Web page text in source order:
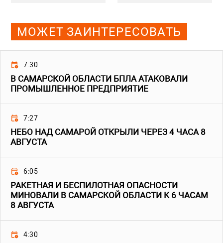
МОЖЕТ ЗАИНТЕРЕСОВАТЬ
7:30
В САМАРСКОЙ ОБЛАСТИ БПЛА АТАКОВАЛИ
ПРОМЫШЛЕННОЕ ПРЕДПРИЯТИЕ
7:27
НЕБО НАД САМАРОЙ ОТКРЫЛИ ЧЕРЕЗ 4 ЧАСА 8
АВГУСТА
6:05
РАКЕТНАЯ И БЕСПИЛОТНАЯ ОПАСНОСТИ
МИНОВАЛИ В САМАРСКОЙ ОБЛАСТИ К 6 ЧАСАМ
8 АВГУСТА
4:30